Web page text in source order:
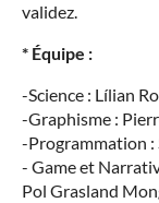
validez.
* Équipe :
-Science : Lílian
-Graphisme :
-Programmation :
- Game et
Pol Grasland